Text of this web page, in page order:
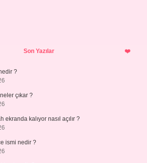
Son Yazılar
?
çıkar ?
ekranda kalıyor nasıl açılır ?
ismi nedir ?